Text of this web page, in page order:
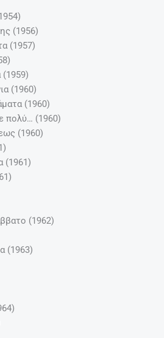
(1956)
(1957)
(1959)
(1960)
(1960)
πολύ… (1960)
(1960)
(1961)
(1962)
(1963)